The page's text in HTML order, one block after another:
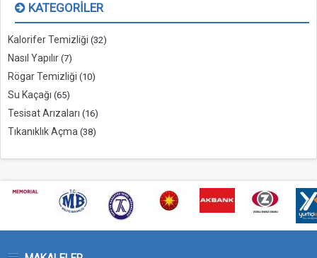
KATEGORILER
Kalorifer Temizliği (32)
Nasıl Yapılır (7)
Rögar Temizliği (10)
Su Kaçağı (65)
Tesisat Arızaları (16)
Tıkanıklık Açma (38)